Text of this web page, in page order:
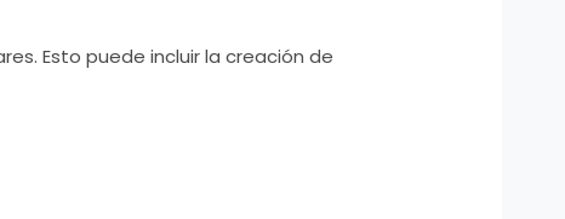
Esto puede incluir la creación de